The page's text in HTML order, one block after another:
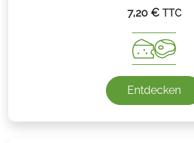
7,20 € TTC
Entdecken